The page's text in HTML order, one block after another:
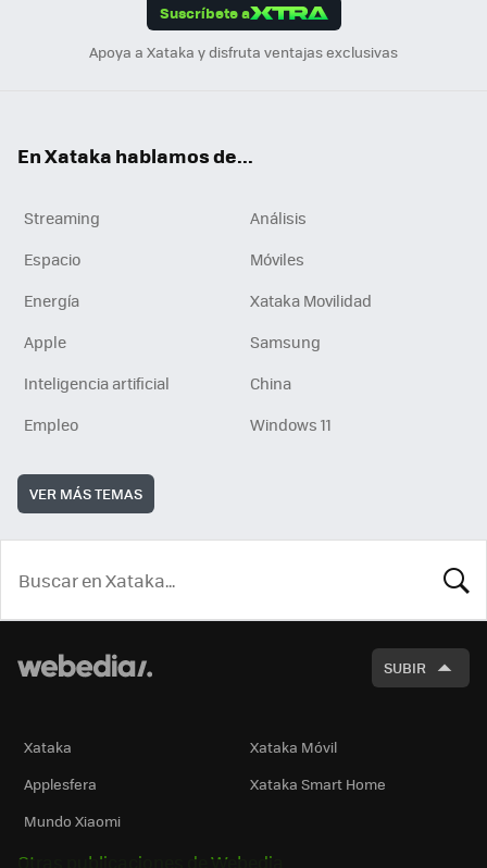
Suscríbete a
Apoya a Xataka y disfruta ventajas exclusivas
En Xataka hablamos de...
Streaming
Análisis
Espacio
Móviles
Energía
Xataka Movilidad
Apple
Samsung
Inteligencia artificial
China
Empleo
Windows 11
VER MÁS TEMAS
SUBIR
Xataka
Xataka Móvil
Applesfera
Xataka Smart Home
Mundo Xiaomi
Otras publicaciones de Webedia